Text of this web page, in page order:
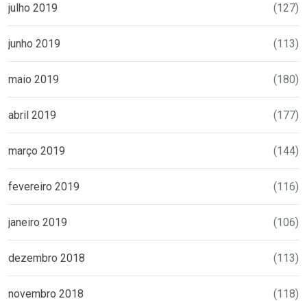
julho 2019 (127)
junho 2019 (113)
maio 2019 (180)
abril 2019 (177)
março 2019 (144)
fevereiro 2019 (116)
janeiro 2019 (106)
dezembro 2018 (113)
novembro 2018 (118)